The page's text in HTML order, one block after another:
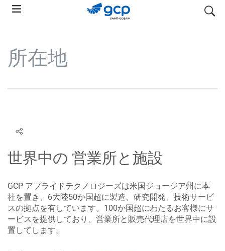
Skip
検索
所在地
世界中の 営業所と施設
GCP アプライドテクノロジーズは米国ジョージア州に本
社を置き、6大陸50か国超に製造、研究開発、技術サービ
スの拠点を有しています。100か国超にわたるお客様にサ
ービスを提供しており、営業所と販売代理店を世界中に設
置してします。